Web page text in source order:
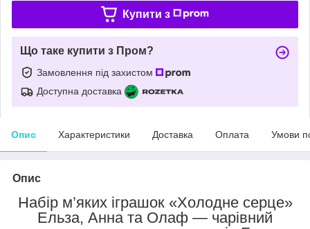
Купити з
Що таке купити з Пром?
Замовлення під захистом
Доступна доставка
Опис Характеристики Доставка Оплата Умови
Опис
Набір м’яких іграшок «Холодне серце»
Ельза, Анна та Олаф — чарівний